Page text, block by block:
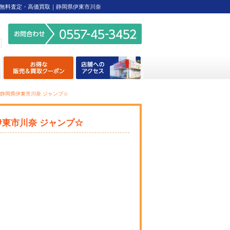
料査定・高価買取｜静岡県伊東市川奈
岡県伊東市川奈 ジャンプ☆
市川奈 ジャンプ☆